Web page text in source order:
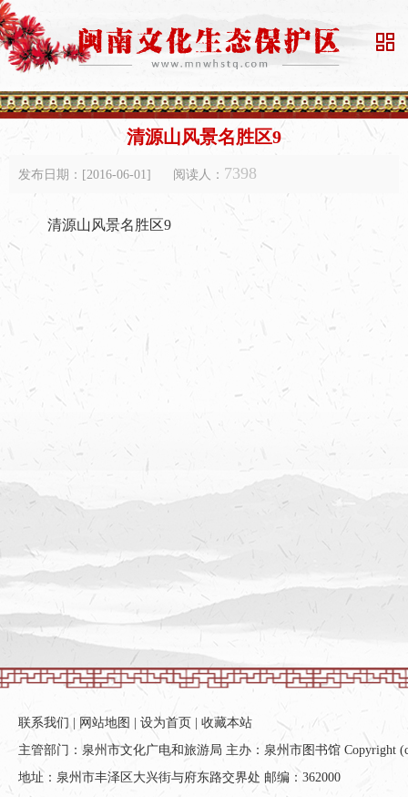

清源山风景名胜区9
发布日期：[2016-06-01] 阅读人： 7398
清源山风景名胜区9
联系我们 网站地图 设为首页
收藏本站
主管部门：泉州市文化广电和旅游局 主办：泉州市图书馆 Copyright
地址：泉州市丰泽区大兴街与府东路交界处 邮编：362000